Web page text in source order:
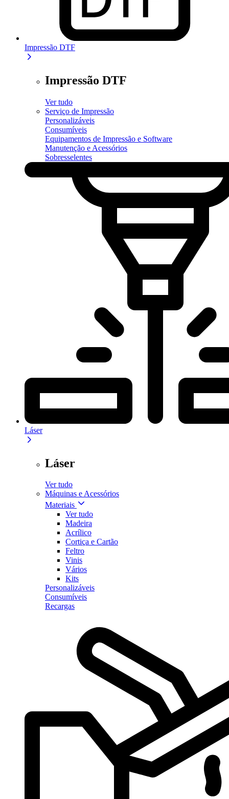
Impressão DTF
Impressão DTF
Ver tudo
Serviço de Impressão
Personalizáveis
Consumíveis
Equipamentos de Impressão e Software
Manutenção e Acessórios
Sobresselentes
Láser
Láser
Ver tudo
Máquinas e Acessórios
Materiais
Ver tudo
Madeira
Acrílico
Cortiça e Cartão
Feltro
Vinis
Vários
Kits
Personalizáveis
Consumíveis
Recargas